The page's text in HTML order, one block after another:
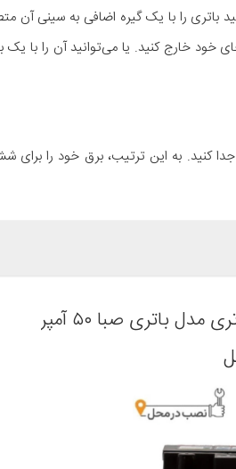
باتری را با یک گیره اضافی به سینی آن
خود خارج کنید. یا می‌توانید آن را با
کنید. به این ترتیب، برق خود را برای
باتری اتمی 12 ولت 50 آمپر خودرو صبا باتری مدل باتری صبا ۵۰ آمپر